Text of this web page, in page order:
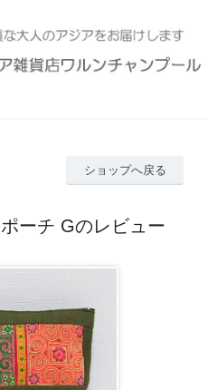
ショップへ戻る
ーチ Gのレビュー